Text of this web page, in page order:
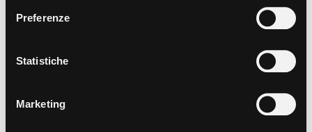
unicamente i cookie necessari alla navigazione. Per
funzionamento, puoi prendere visione dell’informativa
cliccando qui.
Preferenze
Statistiche
Marketing
404